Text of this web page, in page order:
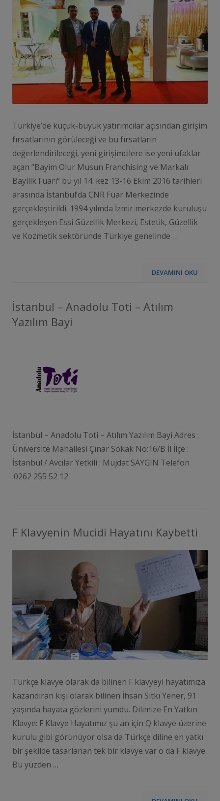
Türkiye’de küçük-büyük yatırımcılar açısından girişim
fırsatlarının görüleceği ve bu fırsatların
değerlendirileceği, yeni girişimcilere ise yeni ufaklar
açan “Bayim Olur Musun Franchising ve Markalı
Bayilik Fuarı” bu yıl 14. kez 13-16 Ekim 2016 tarihleri
arasında İstanbul’da CNR Fuar Merkezinde
gerçekleştirildi. 1994 yılında İzmir merkezde kuruluşu
gerçekleşen Essi Güzellik Merkezi, Estetik, Güzellik
ve Kozmetik sektöründe Türkiye genelinde …
DEVAMINI OKU
İstanbul – Anadolu Toti – Atılım
Yazılım Bayi
İstanbul – Anadolu Toti – Atılım Yazılım Bayi Adres :
Üniversite Mahallesi Çınar Sokak No:16/B İl İlçe :
İstanbul / Avcılar Yetkili : Müjdat SAYGIN Telefon
:0262 255 52 12
F Klavyenin Mucidi Hayatını Kaybetti
Türkçe klavye olarak da bilinen F klavyeyi hayatımıza
kazandıran kişi olarak bilinen İhsan Sıtkı Yener, 91
yaşında hayata gözlerini yumdu. Dilimize En Yatkın
Klavye: F Klavye Hayatımız şu an için Q klavye üzerine
kurulu gibi görünüyor olsa da Türkçe diline en yatkı
bir şekilde tasarlanan tek bir klavye var o da F klavye.
Bu yüzden …